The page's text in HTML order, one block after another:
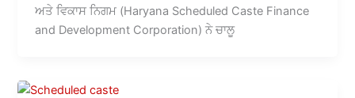
ਅਤੇ ਵਿਕਾਸ ਨਿਗਮ (Haryana Scheduled Caste Finance
and Development Corporation) ਨੇ ਚਾਲੂ